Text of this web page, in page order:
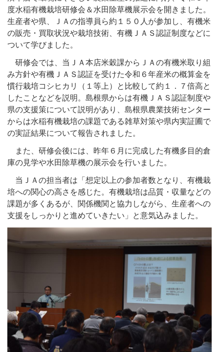
度水稲有機栽培研修会＆水田除草機展示会を開きました。
生産者や県、ＪＡの指導員ら約１５０人が参加し、有機米
の販売・買取状況や栽培技術、有機ＪＡＳ認証制度などに
ついて学びました。
研修会では、当ＪＡ本店米穀課からＪＡの有機米取り組
み方針や有機ＪＡＳ認証を受けた令和６年産米の概算金を
慣行栽培コシヒカリ（１等上）と比較して約１．７倍高と
したことなどを説明。島根県からは有機ＪＡＳ認証制度や
県の支援策について説明があり、島根県農業技術センター
からは水稲有機栽培の課題である雑草対策や県内実証圃で
の実証結果について報告されました。
また、研修会後には、昨年６月に完成した有機多目的倉
庫の見学や水田除草機の展示会を行いました。
当ＪＡの担当者は「想定以上の参加者数となり、有機栽
培への関心の高さを感じた。有機栽培は品質・収量などの
課題が多くあるが、関係機関と協力しながら、生産者への
支援をしっかりと進めていきたい」と意気込みました。